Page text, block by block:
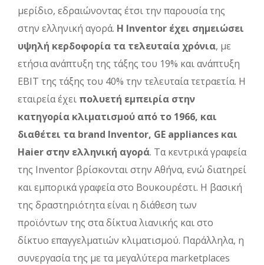
μερίδιο, εδραιώνοντας έτσι την παρουσία της
στην ελληνική αγορά. Η Inventor έχει σημειώσει
υψηλή κερδοφορία τα τελευταία χρόνια, με
ετήσια ανάπτυξη της τάξης του 19% και ανάπτυξη
EBIT της τάξης του 40% την τελευταία τετραετία. Η
εταιρεία έχει πολυετή εμπειρία στην
κατηγορία κλιματισμού από το 1966, και
διαθέτει τα brand Inventor, GE appliances και
Haier στην ελληνική αγορά. Τα κεντρικά γραφεία
της Inventor βρίσκονται στην Αθήνα, ενώ διατηρεί
και εμπορικά γραφεία στο Βουκουρέστι. Η βασική
της δραστηριότητα είναι η διάθεση των
προϊόντων της στα δίκτυα λιανικής και στο
δίκτυο επαγγελματιών κλιματισμού. Παράλληλα, η
συνεργασία της με τα μεγαλύτερα marketplaces